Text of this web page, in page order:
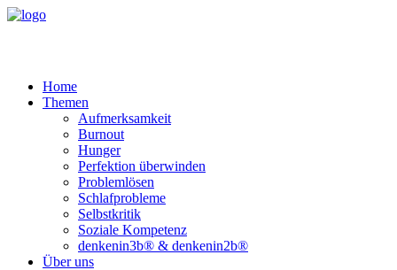
Home
Themen
Aufmerksamkeit
Burnout
Hunger
Perfektion überwinden
Problemlösen
Schlafprobleme
Selbstkritik
Soziale Kompetenz
denkenin3b® & denkenin2b®
Über uns